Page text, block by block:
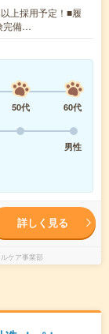
上採用予定！■履
完備…
50代
60代
男性
詳しく見る
ケア事業部